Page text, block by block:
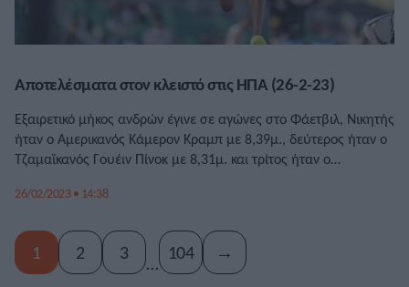
Αποτελέσματα στον κλειστό στις ΗΠΑ (26-2-23)
Εξαιρετικό μήκος ανδρών έγινε σε αγώνες στο Φάετβιλ, Νικητής
ήταν ο Αμερικανός Κάμερον Κραμπ με 8,39μ., δεύτερος ήταν ο
Τζαμαϊκανός Γουέιν Πίνοκ με 8,31μ. και τρίτος ήταν ο
26/02/2023 • 14:38
1 2 3 … 104 →